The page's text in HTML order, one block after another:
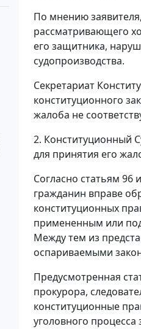
По мнению
рассматривающего
его защитника,
судопроизводства.
Секретариат
конституционного
жалоба не
2. Конституционный
для принятия его
Согласно статьям 96 и
гражданин вправе
конституционных
примененным или
Между тем из
оспариваемыми
Предусмотренная
прокурора,
конституционные
уголовного процесса